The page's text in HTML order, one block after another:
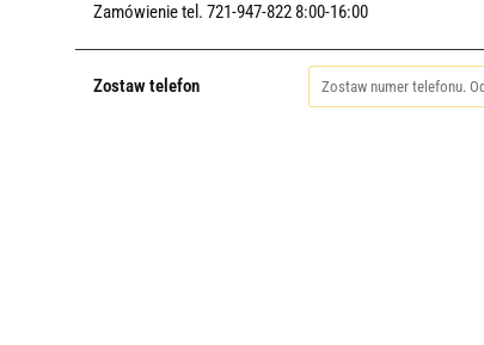
Zamówienie tel. 721-947-822 8:00-16:00
Zostaw telefon